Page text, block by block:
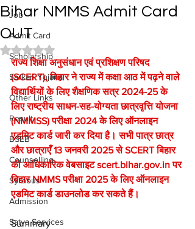
Job
Admit Card
Scholarship
Sarkari Yojana
Other Links
Result
BSEB
Counselling
Syllabus
Admission
Satya Services
Bihar NMMS Admit Card
OUT
Rated NaN out of 5 stars.
राज्य शिक्षा अनुसंधान एवं प्रशिक्षण परिषद
(SCERT), बिहार ने राज्य में कक्षा आठ में पढ़ने वाले
विद्यार्थियों के लिए शैक्षणिक सत्र 2024-25 के
लिए राष्ट्रीय साधन-सह-योग्यता छात्रवृत्ति योजना
(NMMSS) परीक्षा 2024 के लिए ऑनलाइन
एडमिट कार्ड जारी कर दिया है। सभी पात्र छात्र
और छात्राएँ 13 जनवरी 2025 से SCERT बिहार
की आधिकारिक वेबसाइट scert.bihar.gov.in पर
बिहार NMMS परीक्षा 2025 के लिए ऑनलाइन
एडमिट कार्ड डाउनलोड कर सकते हैं।
Summary